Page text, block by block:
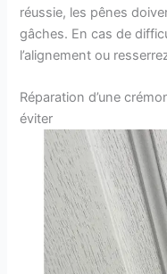
réussie, les pênes
gâches. En cas de
l’alignement ou
Réparation d’une
éviter